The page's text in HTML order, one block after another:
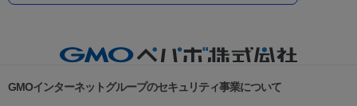
GMOインターネットグループのセキュリティ事業について